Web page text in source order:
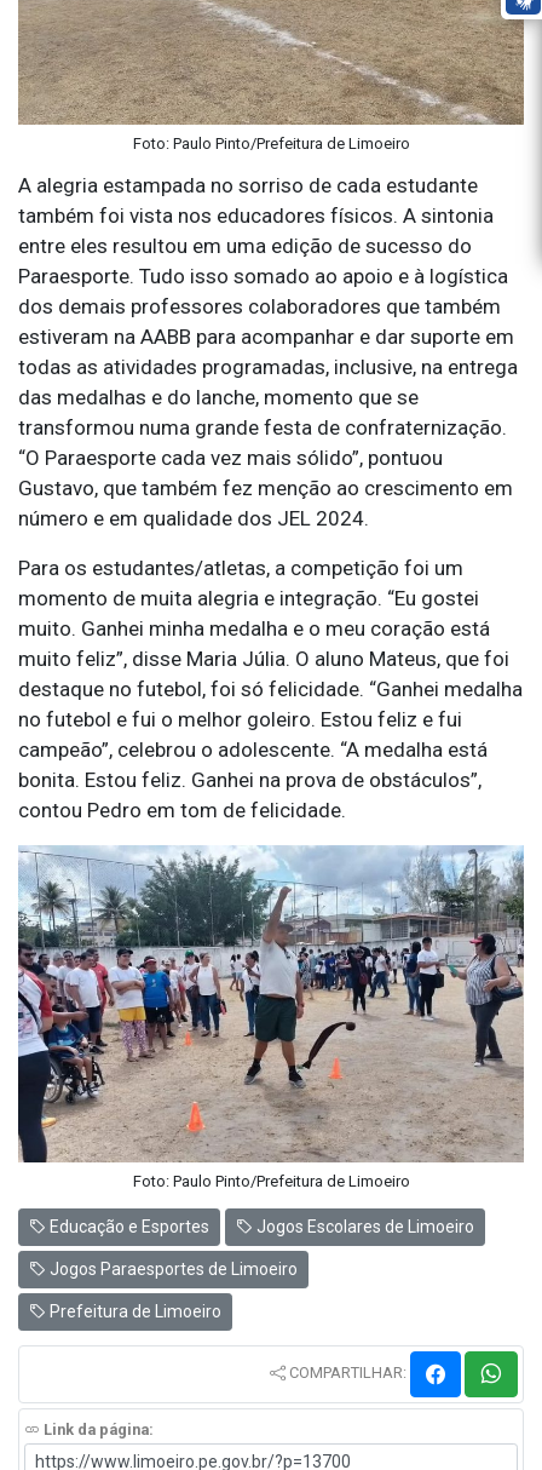
Foto: Paulo Pinto/Prefeitura de Limoeiro
A alegria estampada no sorriso de cada estudante
também foi vista nos educadores físicos. A sintonia
entre eles resultou em uma edição de sucesso do
Paraesporte. Tudo isso somado ao apoio e à logística
dos demais professores colaboradores que também
estiveram na AABB para acompanhar e dar suporte em
todas as atividades programadas, inclusive, na entrega
das medalhas e do lanche, momento que se
transformou numa grande festa de confraternização.
“O Paraesporte cada vez mais sólido”, pontuou
Gustavo, que também fez menção ao crescimento em
número e em qualidade dos JEL 2024.
Para os estudantes/atletas, a competição foi um
momento de muita alegria e integração. “Eu gostei
muito. Ganhei minha medalha e o meu coração está
muito feliz”, disse Maria Júlia. O aluno Mateus, que foi
destaque no futebol, foi só felicidade. “Ganhei medalha
no futebol e fui o melhor goleiro. Estou feliz e fui
campeão”, celebrou o adolescente. “A medalha está
bonita. Estou feliz. Ganhei na prova de obstáculos”,
contou Pedro em tom de felicidade.
Foto: Paulo Pinto/Prefeitura de Limoeiro
Educação e Esportes Jogos Escolares de Limoeiro
Jogos Paraesportes de Limoeiro
Prefeitura de Limoeiro
COMPARTILHAR:
Link da página: